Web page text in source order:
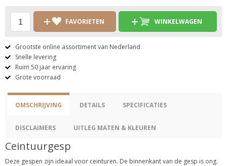
FAVORIETEN WINKELWAGEN
Grootste online assortiment van Nederland
Snelle levering
Ruim 50 jaar ervaring
Grote voorraad
OMSCHRIJVING DETAILS SPECIFICATIES
DISCLAIMERS UITLEG MATEN & KLEUREN
Ceintuurgesp
Deze gespen zijn ideaal voor ceinturen. De binnenkant van de gesp is ong.